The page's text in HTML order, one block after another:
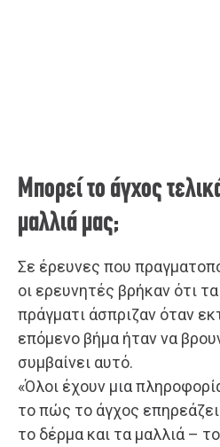
Μπορεί το άγχος
μαλλιά μας;
Σε έρευνες που
οι ερευνητές βρήκαν ότι
πράγματι άσπριζαν όταν
επόμενο βήμα ήταν να
συμβαίνει αυτό.
«Όλοι έχουν μια
το πώς το άγχος
το δέρμα και τα μαλλιά –